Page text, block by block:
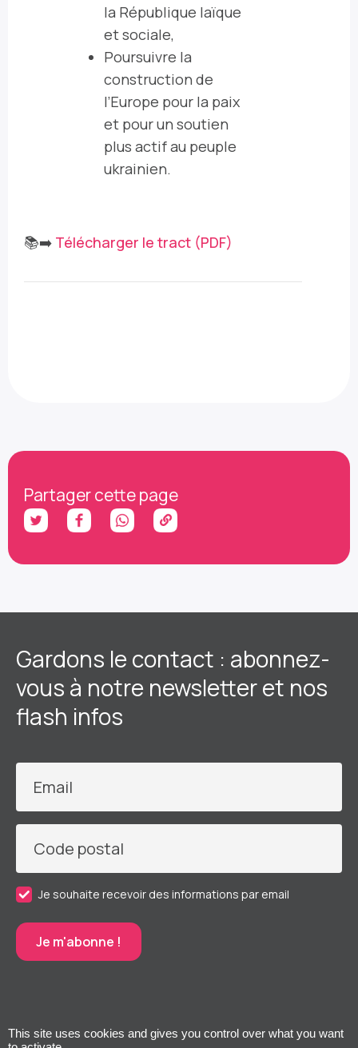
la République laïque
et sociale,
Poursuivre la
construction de
l’Europe pour la paix
et pour un soutien
plus actif au peuple
ukrainien.
📚➡️ Télécharger le tract (PDF)
Partager cette page
Gardons le contact : abonnez-
vous à notre newsletter et nos
flash infos
Email
Code postal
Je souhaite recevoir des informations par email
This site uses cookies and gives you control over what you want